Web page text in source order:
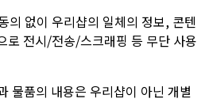
의 없이 우리샵의 일체의 정보, 콘텐
로 전시/전송/스크래핑 등 무단 사용
물품의 내용은 우리샵이 아닌 개별